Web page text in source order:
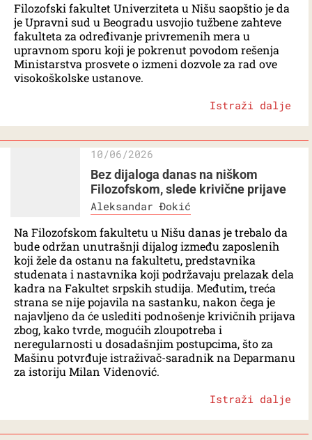
Filozofski fakultet Univerziteta u Nišu saopštio je da
je Upravni sud u Beogradu usvojio tužbene zahteve
fakulteta za određivanje privremenih mera u
upravnom sporu koji je pokrenut povodom rešenja
Ministarstva prosvete o izmeni dozvole za rad ove
visokoškolske ustanove.
Istraži dalje
10/06/2026
Bez dijaloga danas na niškom
Filozofskom, slede krivične prijave
Aleksandar Đokić
Na Filozofskom fakultetu u Nišu danas je trebalo da
bude održan unutrašnji dijalog između zaposlenih
koji žele da ostanu na fakultetu, predstavnika
studenata i nastavnika koji podržavaju prelazak dela
kadra na Fakultet srpskih studija. Međutim, treća
strana se nije pojavila na sastanku, nakon čega je
najavljeno da će uslediti podnošenje krivičnih prijava
zbog, kako tvrde, mogućih zloupotreba i
neregularnosti u dosadašnjim postupcima, što za
Mašinu potvrđuje istraživač-saradnik na Deparmanu
za istoriju Milan Videnović.
Istraži dalje